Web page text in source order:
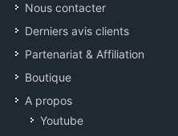
Nous contacter
Derniers avis clients
Partenariat & Affiliation
Boutique
A propos
Youtube